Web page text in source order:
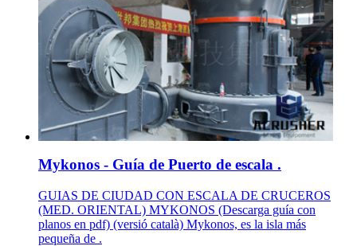
Mykonos - Guía de Puerto de escala .
GUIAS DE CIUDAD CON ESCALA DE CRUCEROS
(MED. ORIENTAL) MYKONOS (Descarga guía con
planos en pdf) (versió català) Mykonos, es la isla más
pequeña de .